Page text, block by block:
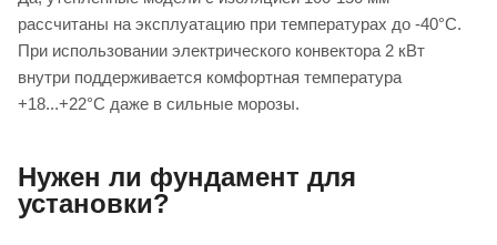
рассчитаны на эксплуатацию при температурах до -40°C.
При использовании электрического конвектора 2 кВт
внутри поддерживается комфортная температура
+18...+22°C даже в сильные морозы.
Нужен ли фундамент для
установки?